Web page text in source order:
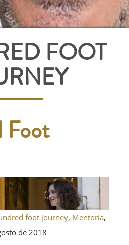
FOOT
Foot
foot journey, Mentoría,
de 2018